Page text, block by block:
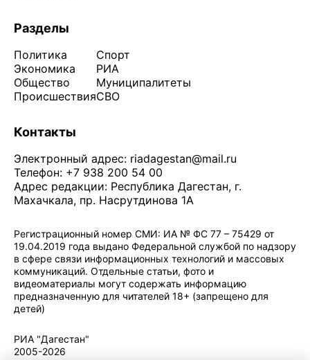
Разделы
Политика
Экономика
Общество
Происшествия
Спорт
РИА
Муниципалитеты
СВО
Контакты
Электронный адрес: riadagestan@mail.ru
Телефон: +7 938 200 54 00
Адрес редакции: Республика Дагестан, г.
Махачкала, пр. Насрутдинова 1А
Регистрационный номер СМИ: ИА № ФС 77 – 75429 от
19.04.2019 года выдано Федеральной службой по надзору
в сфере связи информационных технологий и массовых
коммуникаций. Отдельные статьи, фото и
видеоматериалы могут содержать информацию
предназначенную для читателей 18+ (запрещено для
детей)
РИА "Дагестан"
2005-2026